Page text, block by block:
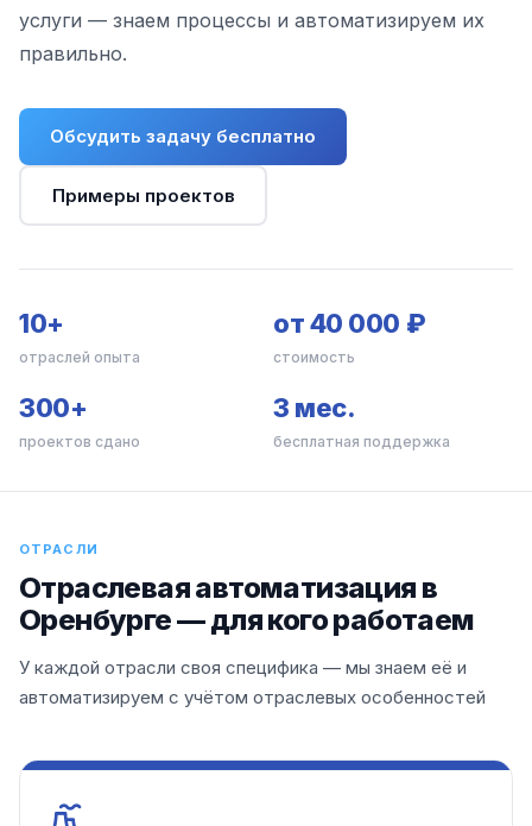
услуги — знаем процессы и автоматизируем их
правильно.
Обсудить задачу бесплатно
Примеры проектов
10+
отраслей опыта
от 40 000 ₽
стоимость
300+
проектов сдано
3 мес.
бесплатная поддержка
ОТРАСЛИ
Отраслевая автоматизация в
Оренбурге — для кого работаем
У каждой отрасли своя специфика — мы знаем её и
автоматизируем с учётом отраслевых особенностей